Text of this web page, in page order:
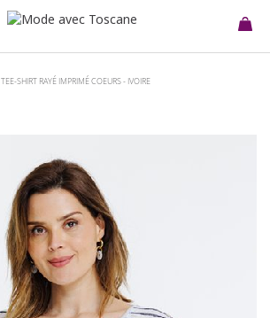
TEE-SHIRT RAYÉ IMPRIMÉ COEURS - IVOIRE